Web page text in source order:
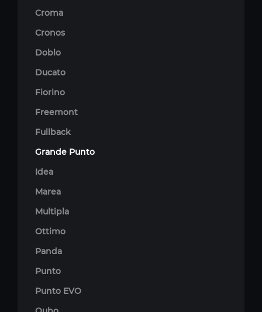
Croma
Cronos
Doblo
Ducato
Fiorino
Freemont
Fullback
Grande Punto
Idea
Marea
Multipla
Ottimo
Panda
Punto
Punto EVO